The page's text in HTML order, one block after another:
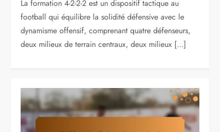
La formation 4-2-2-2 est un dispositif tactique au
football qui équilibre la solidité défensive avec le
dynamisme offensif, comprenant quatre défenseurs,
deux milieux de terrain centraux, deux milieux […]